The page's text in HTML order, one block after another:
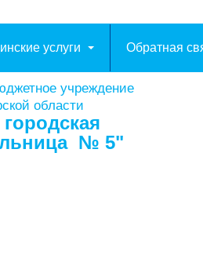
услуги Обратная
учреждение
области
№ 5"